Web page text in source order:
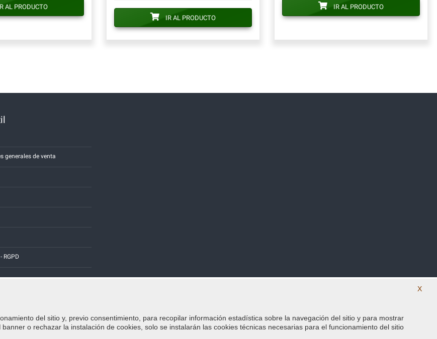
AL PRODUCTO
IR AL PRODUCTO
IR AL PRODUCTO
generales de venta
RGPD
Credits:E-COMIT SÍguenos en nuestras redes sociales
X
del sitio y, previo consentimiento, para recopilar información estadística sobre la navegación del sitio y para mostrar
o rechazar la instalación de cookies, solo se instalarán las cookies técnicas necesarias para el funcionamiento del sitio